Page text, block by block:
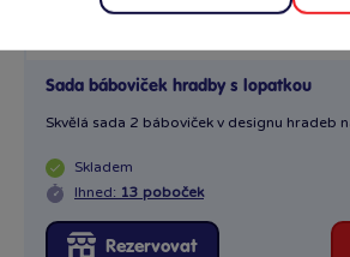
Sada báboviček hradby s lopatkou
Skvělá sada 2 báboviček v designu hradeb
Skladem
Ihned: 13 poboček
Rezervovat